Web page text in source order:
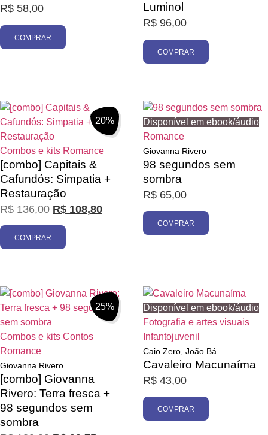
R$ 58,00
COMPRAR
Luminol
R$ 96,00
COMPRAR
20%
Combos e kits Romance
[combo] Capitais &
Cafundós: Simpatia +
Restauração
R$136,00 R$ 108,80
COMPRAR
Disponível em ebook/áudio
Romance
Giovanna Rivero
98 segundos sem
sombra
R$ 65,00
COMPRAR
25%
Combos e kits Contos
Romance
Giovanna Rivero
[combo] Giovanna
Rivero: Terra fresca +
98 segundos sem
sombra
Disponível em ebook/áudio
Fotografia e artes visuais
Infantojuvenil
Caio Zero, João Bá
Cavaleiro Macunaíma
R$ 43,00
COMPRAR